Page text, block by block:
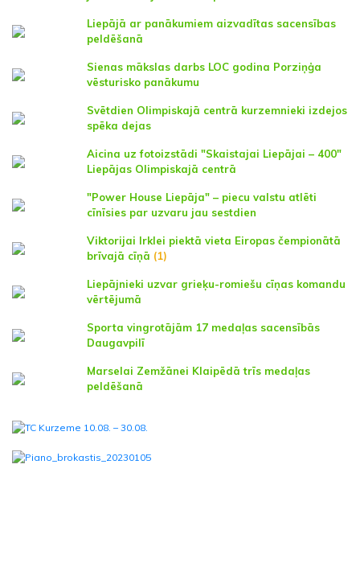
Liepājā ar panākumiem aizvadītas sacensības
peldēšanā
Sienas mākslas darbs LOC godina Porziņģa
vēsturisko panākumu
Svētdien Olimpiskajā centrā kurzemnieki izdejos
spēka dejas
Aicina uz fotoizstādi "Skaistajai Liepājai – 400"
Liepājas Olimpiskajā centrā
"Power House Liepāja" – piecu valstu atlēti
cīnīsies par uzvaru jau sestdien
Viktorijai Irklei piektā vieta Eiropas čempionātā
brīvajā cīņā (1)
Liepājnieki uzvar grieķu-romiešu cīņas komandu
vērtējumā
Sporta vingrotājām 17 medaļas sacensībās
Daugavpilī
Marselai Zemžānei Klaipēdā trīs medaļas
peldēšanā